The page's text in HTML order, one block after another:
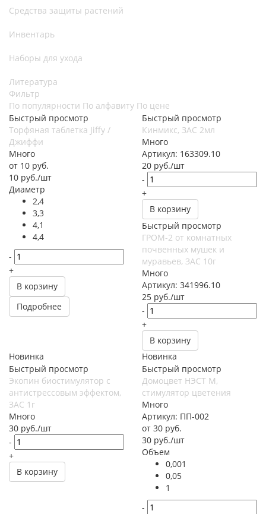
Средства защиты растений
Инвентарь
Наборы для ухода
Литература
Фильтр
По популярности По алфавиту По цене
Быстрый просмотр
Торфяная таблетка Jiffy /
Джиффи
Много
от 10 руб.
10 руб./шт
Диаметр
2,4
3,3
4,1
4,4
-
+
В корзину
Подробнее
Быстрый просмотр
Кинмикс, ЗАС 2мл
Много
Артикул: 163309.10
20 руб./шт
-
+
В корзину
Быстрый просмотр
ГРОМ-2 от комнатных
почвенных мушек и
муравьев, ЗАС 10г
Много
Артикул: 341996.10
25 руб./шт
-
+
В корзину
Новинка
Быстрый просмотр
Экопин биостимулятор с
антистрессовым эффектом,
ЗАС 1г
Много
30 руб./шт
-
+
В корзину
Новинка
Быстрый просмотр
Домоцвет НЭСТ М,
стимулятор цветения
Много
Артикул: ПП-002
от 30 руб.
30 руб./шт
Объем
0,001
0,05
1
-